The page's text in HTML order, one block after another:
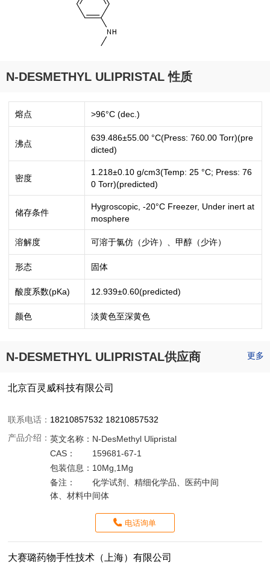
N-DESMETHYL ULIPRISTAL 性质
熔点 >96°C (dec.)
沸点
639.486±55.00 °C(Press: 760.00 Torr)(pre
dicted)
密度
1.218±0.10 g/cm3(Temp: 25 °C; Press: 76
0 Torr)(predicted)
储存条件
Hygroscopic, -20°C Freezer, Under inert at
mosphere
溶解度 可溶于氯仿（少许）、甲醇（少许）
形态 固体
酸度系数(pKa) 12.939±0.60(predicted)
颜色 淡黄色至深黄色
N-DESMETHYL ULIPRISTAL供应商 更多
北京百灵威科技有限公司
联系电话： 18210857532 18210857532
产品介绍：英文名称： N-DesMethyl Ulipristal
CAS：
159681-67-1
包装信息： 10Mg,1Mg
备注：
化学试剂、精细化学品、医药中间
体、材料中间体
电话询单
大赛璐药物手性技术（上海）有限公司